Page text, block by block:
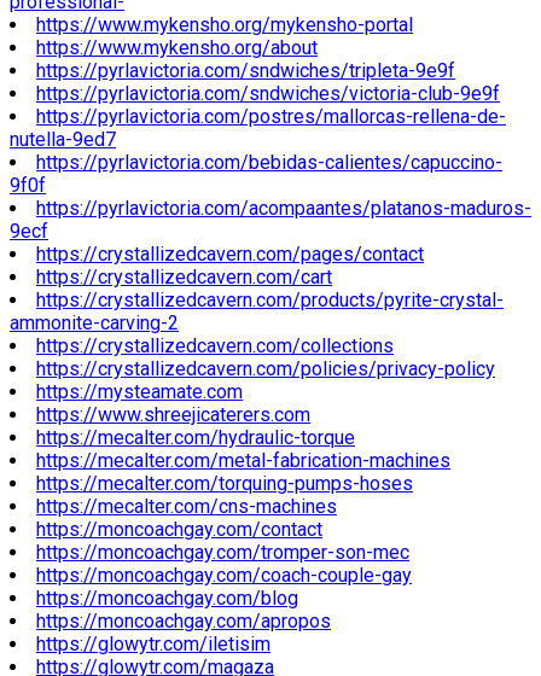
https://www.mykensho.org/mykensho-portal
https://www.mykensho.org/about
https://pyrlavictoria.com/sndwiches/tripleta-9e9f
https://pyrlavictoria.com/sndwiches/victoria-club-9e9f
https://pyrlavictoria.com/postres/mallorcas-rellena-de-
nutella-9ed7
https://pyrlavictoria.com/bebidas-calientes/capuccino-
9f0f
https://pyrlavictoria.com/acompaantes/platanos-maduros-
9ecf
https://crystallizedcavern.com/pages/contact
https://crystallizedcavern.com/cart
https://crystallizedcavern.com/products/pyrite-crystal-
ammonite-carving-2
https://crystallizedcavern.com/collections
https://crystallizedcavern.com/policies/privacy-policy
https://mysteamate.com
https://www.shreejicaterers.com
https://mecalter.com/hydraulic-torque
https://mecalter.com/metal-fabrication-machines
https://mecalter.com/torquing-pumps-hoses
https://mecalter.com/cns-machines
https://moncoachgay.com/contact
https://moncoachgay.com/tromper-son-mec
https://moncoachgay.com/coach-couple-gay
https://moncoachgay.com/blog
https://moncoachgay.com/apropos
https://glowytr.com/iletisim
https://glowytr.com/magaza